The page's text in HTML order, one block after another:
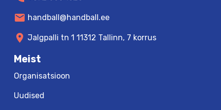
mail handball@handball.ee
location_on Jalgpalli tn 1 11312 Tallinn, 7 korrus
Meist
Organisatsioon
Uudised